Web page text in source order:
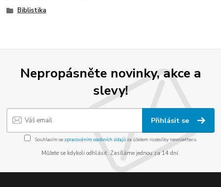
Biblistika
Nepropásněte novinky, akce a
slevy!
Přihlásit se
Souhlasím se zpracováním osobních údajůza účelem rozesílky newsletteru.
Můžete se kdykoli odhlásit. Zasíláme jednou za 14 dní.